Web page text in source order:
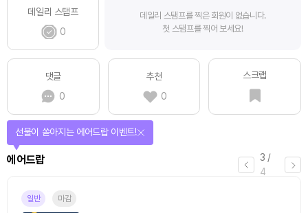
데일리 스탬프
0
데일리 스탬프를 찍은 회원이 없습니다.
첫 스탬프를 찍어 보세요!
댓글
0
추천
0
스크랩
3 /
4
에어드랍
선물이 쏟아지는 에어드랍 이벤트!
일반 마감